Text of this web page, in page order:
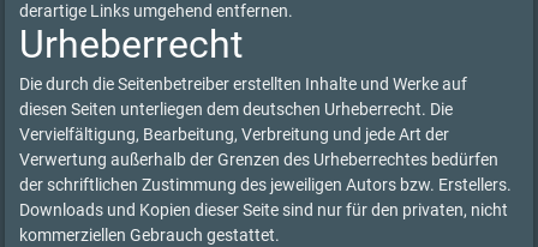
derartige Links umgehend entfernen.
Urheberrecht
Die durch die Seitenbetreiber erstellten Inhalte und Werke auf
diesen Seiten unterliegen dem deutschen Urheberrecht. Die
Vervielfältigung, Bearbeitung, Verbreitung und jede Art der
Verwertung außerhalb der Grenzen des Urheberrechtes bedürfen
der schriftlichen Zustimmung des jeweiligen Autors bzw. Erstellers.
Downloads und Kopien dieser Seite sind nur für den privaten, nicht
kommerziellen Gebrauch gestattet.